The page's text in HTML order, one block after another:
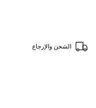
الشحن والإرجاع